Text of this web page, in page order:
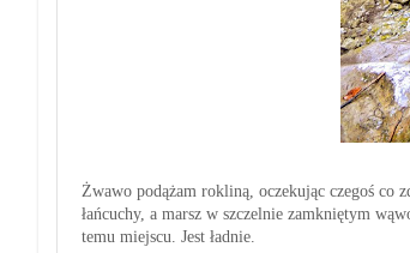
Żwawo podążam rokliną , oczekując czegoś co
łańcuchy, a marsz w szczelnie zamkniętym
temu miejscu. Jest ładnie.